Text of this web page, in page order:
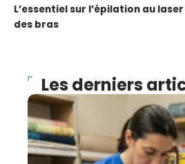
L’essentiel sur l’épilation au laser
des bras
Les derniers